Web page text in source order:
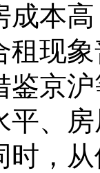
成本
租现
鉴京
平、
时，